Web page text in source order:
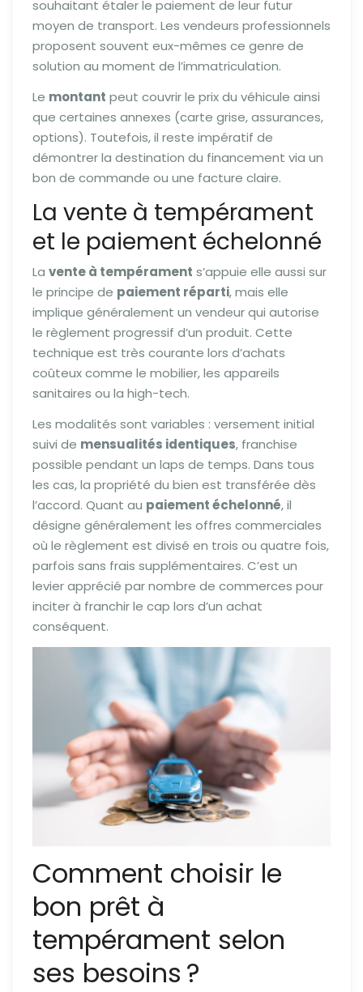
souhaitant étaler le paiement de leur futur
moyen de transport. Les vendeurs professionnels
proposent souvent eux-mêmes ce genre de
solution au moment de l’immatriculation.
Le montant peut couvrir le prix du véhicule ainsi
que certaines annexes (carte grise, assurances,
options). Toutefois, il reste impératif de
démontrer la destination du financement via un
bon de commande ou une facture claire.
La vente à tempérament
et le paiement échelonné
La vente à tempérament s’appuie elle aussi sur
le principe de paiement réparti, mais elle
implique généralement un vendeur qui autorise
le règlement progressif d’un produit. Cette
technique est très courante lors d’achats
coûteux comme le mobilier, les appareils
sanitaires ou la high-tech.
Les modalités sont variables : versement initial
suivi de mensualités identiques, franchise
possible pendant un laps de temps. Dans tous
les cas, la propriété du bien est transférée dès
l’accord. Quant au paiement échelonné, il
désigne généralement les offres commerciales
où le règlement est divisé en trois ou quatre fois,
parfois sans frais supplémentaires. C’est un
levier apprécié par nombre de commerces pour
inciter à franchir le cap lors d’un achat
conséquent.
Comment choisir le
bon prêt à
tempérament selon
ses besoins ?